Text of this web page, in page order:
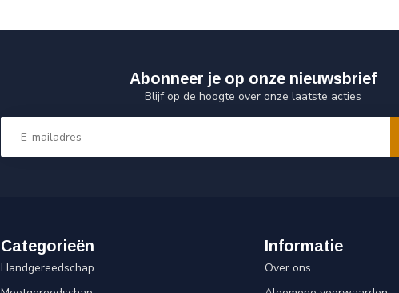
Abonneer je op onze nieuwsbrief
Blijf op de hoogte over onze laatste acties
Categorieën
Handgereedschap
Informatie
Over ons